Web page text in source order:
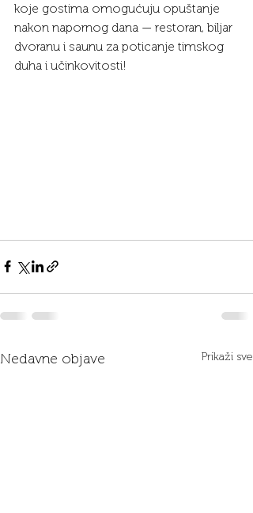
koje gostima omogućuju opuštanje
nakon napornog dana — restoran, biljar
dvoranu i saunu za poticanje timskog
duha i učinkovitosti!
Nedavne objave Prikaži sve